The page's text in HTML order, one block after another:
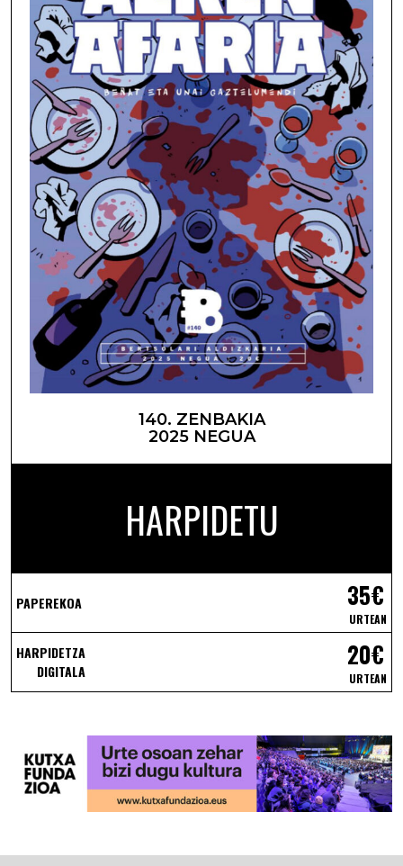
140. ZENBAKIA
2025 NEGUA
HARPIDETU
PAPEREKOA 35€
URTEAN
HARPIDETZA
DIGITALA
20€
URTEAN